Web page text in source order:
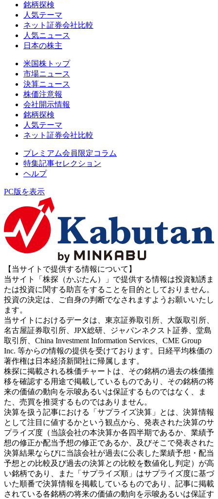
銘柄探検
人気テーマ
ネット証券会社比較
人気ニュース
日本の株主
米国株トップ
市場ニュース
決算ニュース
株価注意報
会社開示情報
銘柄探検
人気テーマ
ネット証券会社比較
プレミアム会員限定コラム
特集記事セレクション
ヘルプ
PC版を表示
【当サイトで提供する情報について】
当サイト「株探（かぶたん）」で提供する情報は投資勧誘ま
たは投資に関する助言をすることを目的としておりません。
投資の決定は、ご自身の判断でなされますようお願いいたし
ます。
当サイトにおけるデータは、東京証券取引所、大阪取引所、
名古屋証券取引所、JPX総研、ジャパンネクスト証券、堂島
取引所、China Investment Information Services、CME Group
Inc. 等からの情報の提供を受けております。日経平均株価の
著作権は日本経済新聞社に帰属します。
株探に掲載される株価チャートは、その銘柄の過去の株価推
移を確認する用途で掲載しているものであり、その銘柄の将
来の価値の動向を示唆あるいは保証するものではなく、ま
た、売買を推奨するものではありません。
決算を扱う記事における「サプライズ決算」とは、決算情報
として注目に値するかという観点から、発表された決算のサ
プライズ度（当該会社の本決算か各四半期であるか、業績予
想の修正か配当予想の修正であるか、及びそこで発表された
決算結果ならびに当該会社が過去に公表した業績予想・配当
予想との比較及び過去の決算との比較を数値化し判定）が高
い銘柄であり、また「サプライズ順」はサプライズ度に基づ
いた順番で決算情報を掲載しているものであり、記事に掲載
されている各銘柄の将来の価値の動向を示唆あるいは保証す